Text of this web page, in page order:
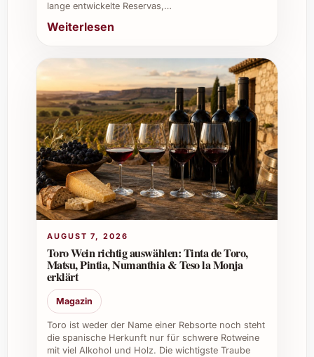
Der Wein sollte dunkel, kühl und liegend
gelagert werden, um seine Qualität
Welchen Vorteil bietet der Miracle Bush
White in einem Weinkeller?
Seine Vielseitigkeit und harmonische
Ausgewogenheit machen ihn zu einer
wertvollen Ergänzung, die sowohl für den
schnellen Genuss als auch für besondere
Gelegenheiten bereitsteht.
Individuelle Verwendungstipps und Vorteile
Private Feiern:Veredelt Ihre Festtags-
oder Sommertische durch sein frisches
Aroma und seine elegante Note.
Weihnachten & Silvester:
Begleiter für festliche Menüs oder als
Aperitif zum Jahreswechsel.
lange entwickelte Reservas,…
Weiterlesen
AUGUST 7, 2026
Toro Wein richtig auswählen: Tinta de Toro,
Matsu, Pintia, Numanthia & Teso la Monja
erklärt
Magazin
Toro ist weder der Name einer Rebsorte noch steht
die spanische Herkunft nur für schwere Rotweine
mit viel Alkohol und Holz. Die wichtigste Traube